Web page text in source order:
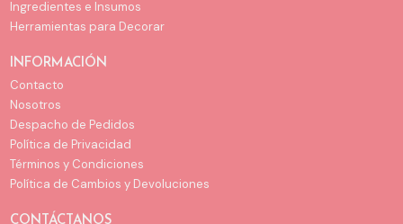
Ingredientes e Insumos
Herramientas para Decorar
INFORMACIÓN
Contacto
Nosotros
Despacho de Pedidos
Política de Privacidad
Términos y Condiciones
Política de Cambios y Devoluciones
CONTÁCTANOS